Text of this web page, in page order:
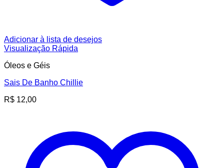
Adicionar à lista de desejos
Visualização Rápida
Óleos e Géis
Sais De Banho Chillie
R$ 12,00